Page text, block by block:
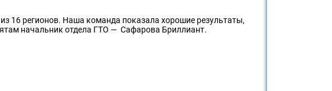
16 регионов. Наша команда показала хорошие результаты,
начальник отдела ГТО — Сафарова Бриллиант.